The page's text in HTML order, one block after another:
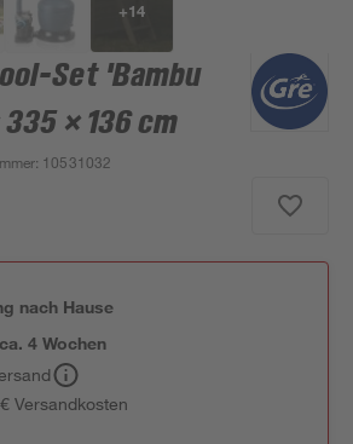
+14
Set 'Bambu
× 136 cm
: 10531032
nach Hause
ca. 4 Wochen
Versandkosten